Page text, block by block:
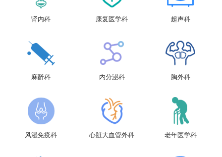
肾内科 康复医学科 超声科
麻醉科 内分泌科 胸外科
风湿免疫科 心脏大血管外科 老年医学科